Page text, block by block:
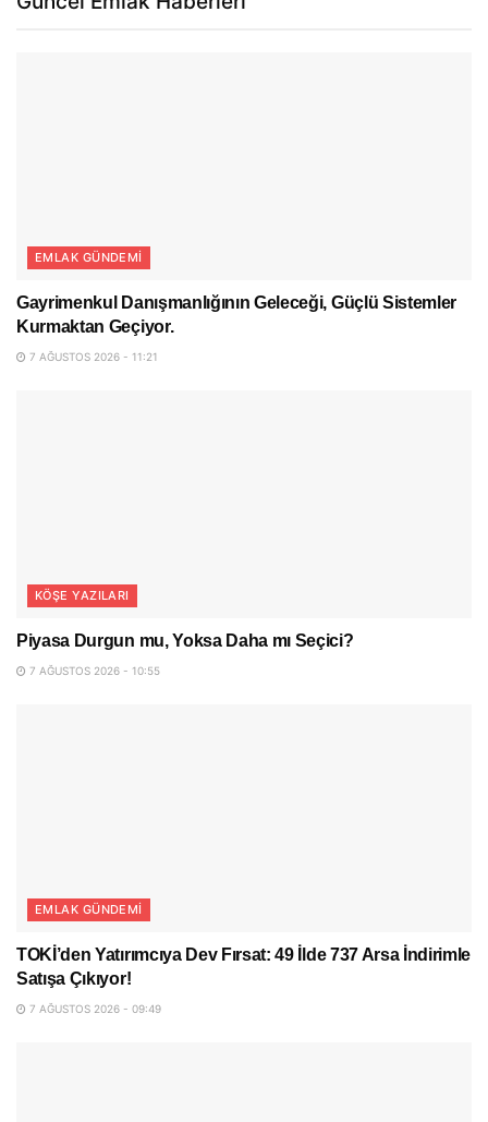
EMLAK GÜNDEMI
Gayrimenkul Danışmanlığının Geleceği, Güçlü Sistemler
Kurmaktan Geçiyor.
7 AĞUSTOS 2026 - 11:21
KÖŞE YAZILARI
Piyasa Durgun mu, Yoksa Daha mı Seçici?
7 AĞUSTOS 2026 - 10:55
EMLAK GÜNDEMI
TOKİ’den Yatırımcıya Dev Fırsat: 49 İlde 737 Arsa İndirimle
Satışa Çıkıyor!
7 AĞUSTOS 2026 - 09:49